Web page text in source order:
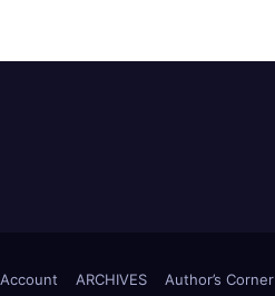
Account ARCHIVES Author’s Corner